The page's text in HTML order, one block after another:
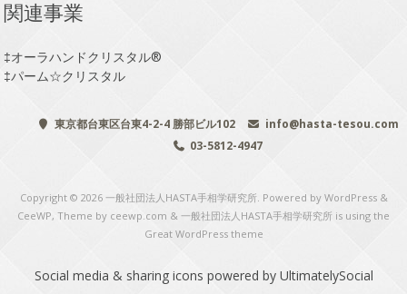
関連事業
‡オーラハンドクリスタル®
‡パーム☆クリスタル
東京都台東区台東4-2-4 勝部ビル102
info@hasta-tesou.com
03-5812-4947
Copyright © 2026 一般社団法人HASTA手相学研究所. Powered by WordPress&
CeeWP, Theme by ceewp.com & 一般社団法人HASTA手相学研究所 is using the
Great WordPress theme
Social media & sharing icons powered by UltimatelySocial